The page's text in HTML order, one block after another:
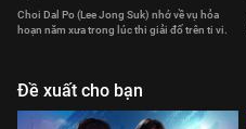
Choi Dal Po (Lee Jong Suk) nhớ về vụ hỏa
hoạn năm xưa trong lúc thi giải đố trên ti vi.
Đề xuất cho bạn